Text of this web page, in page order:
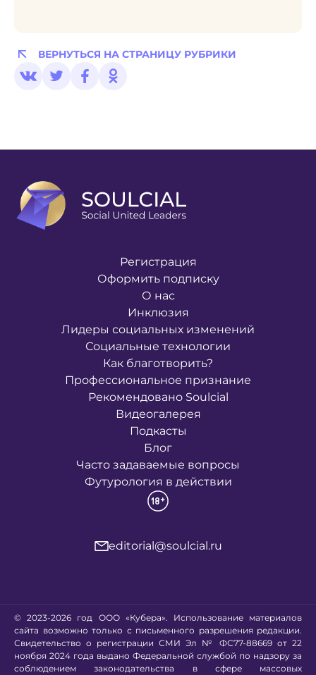
ВЕРНУТЬСЯ НА СТРАНИЦУ РУБРИКИ
Регистрация
Оформить подписку
О нас
Инклюзия
Лидеры социальных изменений
Социальные технологии
Как благотворить?
Профессиональное признание
Рекомендовано Soulcial
Видеогалерея
Подкасты
Блог
Часто задаваемые вопросы
Футурология в действии
editorial@soulcial.ru
© 2023-2026 год ООО «Кубера». Использование материалов
сайта возможно только с письменного разрешения редакции.
Свидетельство о регистрации СМИ Эл № ФС77-88669 от 22
ноября 2024 года выдано Федеральной службой по надзору за
соблюдением законодательства в сфере массовых